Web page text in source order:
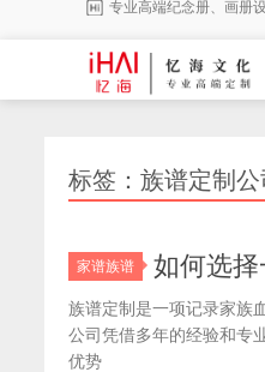
专业高端纪念册、画册
标签：族谱定制公
家谱族谱 如何选
族谱定制是一项记录家族
公司凭借多年的经验和专
优势